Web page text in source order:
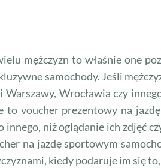
mężczyzn to właśnie one
samochody. Jeśli
Warszawy, Wrocławia czy
voucher prezentowy na
niż oglądanie ich zdjęć
na jazdę sportowym
kiedy podaruje im się